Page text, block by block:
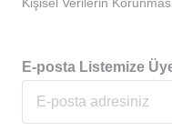
E-posta Listemize